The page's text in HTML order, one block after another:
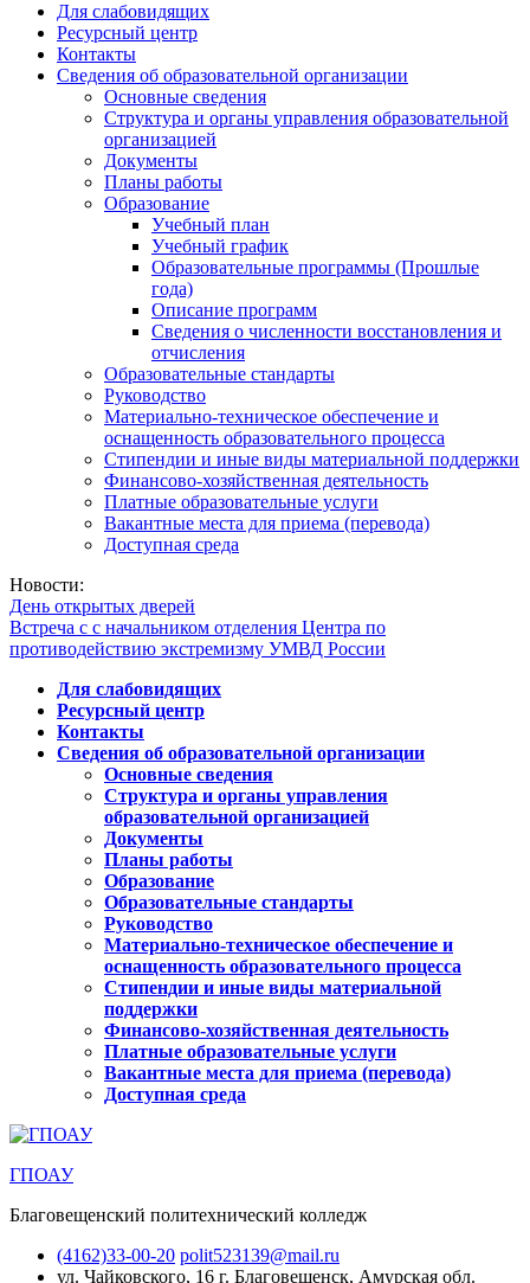
Для слабовидящих
Ресурсный центр
Контакты
Сведения об образовательной организации
Основные сведения
Структура и органы управления образовательной
организацией
Документы
Планы работы
Образование
Учебный план
Учебный график
Образовательные программы (Прошлые
года)
Описание программ
Сведения о численности восстановления и
отчисления
Образовательные стандарты
Руководство
Материально-техническое обеспечение и
оснащенность образовательного процесса
Стипендии и иные виды материальной поддержки
Финансово-хозяйственная деятельность
Платные образовательные услуги
Вакантные места для приема (перевода)
Доступная среда
Новости:
День открытых дверей
Встреча с с начальником отделения Центра по
противодействию экстремизму УМВД России
Для слабовидящих
Ресурсный центр
Контакты
Сведения об образовательной организации
Основные сведения
Структура и органы управления
образовательной организацией
Документы
Планы работы
Образование
Образовательные стандарты
Руководство
Материально-техническое обеспечение и
оснащенность образовательного процесса
Стипендии и иные виды материальной
поддержки
Финансово-хозяйственная деятельность
Платные образовательные услуги
Вакантные места для приема (перевода)
Доступная среда
ГПОАУ
Благовещенский политехнический колледж
(4162)33-00-20 polit523139@mail.ru
ул. Чайковского, 16 г. Благовещенск, Амурская обл.